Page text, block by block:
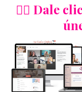
👇🏼 Dale